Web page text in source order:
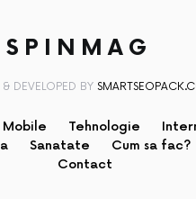
SPINMAG
DEVELOPED BY
Tehnologie
Sanatate Cum sa fac?
Contact